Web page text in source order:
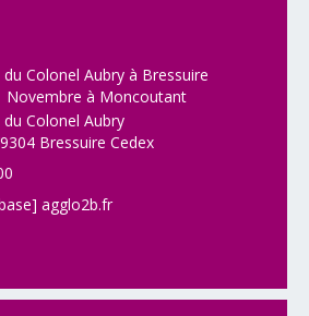
Colonel Aubry à Bressuire
Novembre à Moncoutant
Colonel Aubry
Bressuire Cedex
agglo2b.fr